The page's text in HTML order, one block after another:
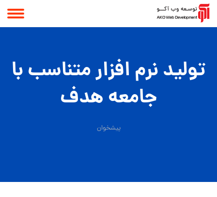
تولید نرم افزار متناسب با
جامعه هدف
پیشخوان